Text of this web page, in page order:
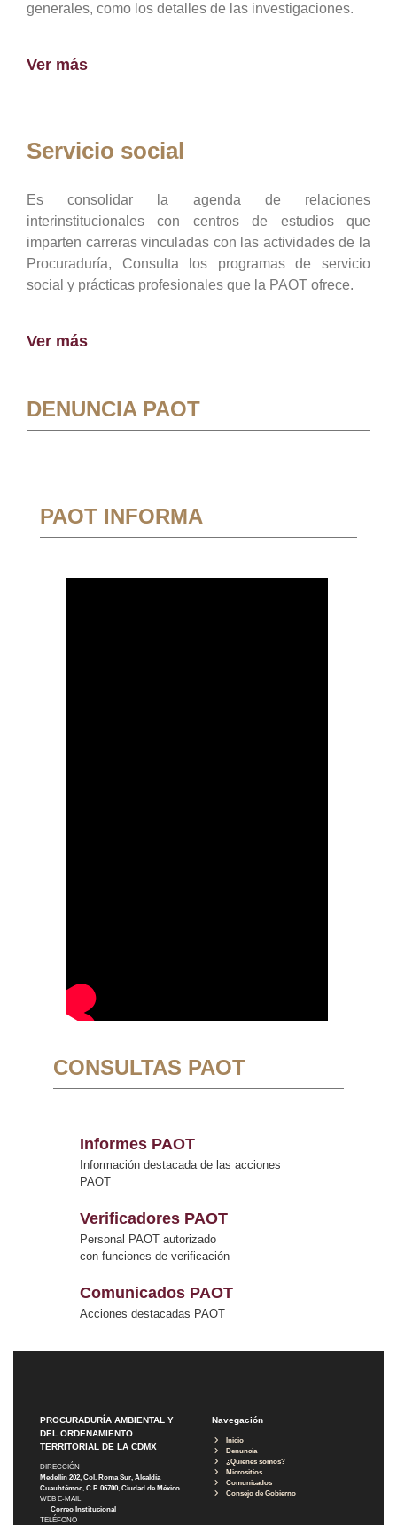
generales, como los detalles de las investigaciones.
Ver más
Servicio social
Es consolidar la agenda de relaciones
interinstitucionales con centros de estudios que
imparten carreras vinculadas con las actividades de la
Procuraduría, Consulta los programas de servicio
social y prácticas profesionales que la PAOT ofrece.
Ver más
DENUNCIA PAOT
PAOT INFORMA
CONSULTAS PAOT
Informes PAOT
Información destacada de las acciones
PAOT
Verificadores PAOT
Personal PAOT autorizado
con funciones de verificación
Comunicados PAOT
Acciones destacadas PAOT
PROCURADURÍA AMBIENTAL Y
DEL ORDENAMIENTO
TERRITORIAL DE LA CDMX
DIRECCIÓN
Medellín 202, Col. Roma Sur, Alcaldía
Cuauhtémoc, C.P. 06700, Ciudad de México
WEB E-MAIL
Correo Institucional
TELÉFONO
Navegación
Inicio
Denuncia
¿Quiénes somos?
Micrositios
Comunicados
Consejo de Gobierno